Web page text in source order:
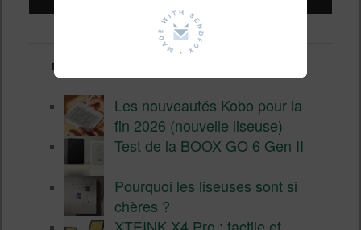
Derniers articles :
Les nouveautés Kobo pour la
fin 2026 (nouvelle liseuse)
Test de la BOOX GO 6 Gen II
Pourquoi les liseuses sont si
chères ?
XTEINK X4 Pro : tactile et